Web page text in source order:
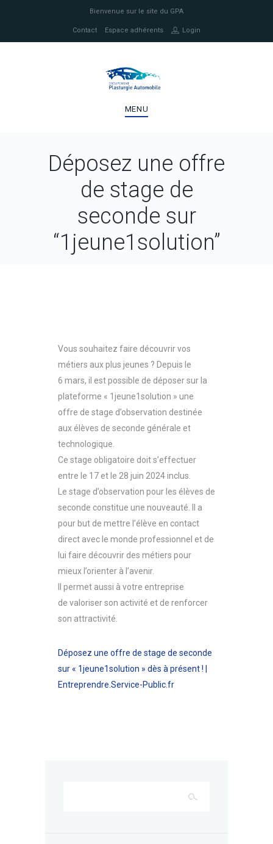
Bienvenue sur le site du GPA
Contact Espace adhérents Login
MENU
Déposez une offre
de stage de
seconde sur
“1jeune1solution”
Vous souhaitez faire découvrir vos
métiers aux plus jeunes ? Depuis le
6 mars, il est possible de déposer sur la
plateforme « 1jeune1solution » une
offre de stage d’observation destinée
aux élèves de seconde générale et
technologique.
Ce stage obligatoire doit s’effectuer
entre le 17 et le 28 juin 2024 inclus.
Le stage d’observation pour les élèves de
seconde constitue une nouveauté. Il a
pour but de mettre l’élève en contact
direct avec le monde professionnel et de
lui faire découvrir des métiers pour
mieux l’orienter à l’avenir.
Il permet aussi à votre entreprise
de valoriser son activité et de renforcer
son attractivité.
Déposez une offre de stage de seconde
sur « 1jeune1solution » dès à présent ! |
Entreprendre.Service-Public.fr